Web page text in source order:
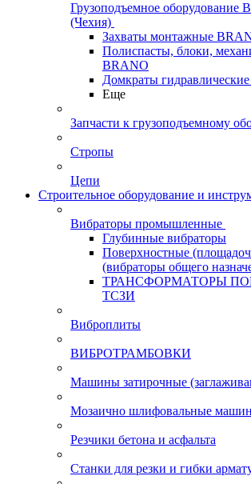
Грузоподъемное оборудование
(Чехия)
Захваты монтажные
Полиспасты, блоки,
BRANO
Домкраты
Еще
Запчасти к грузоподъемному
Стропы
Цепи
Строительное оборудование и
Вибраторы промышленные
Глубинные вибраторы
Поверхностные
(вибраторы общего
ТРАНСФОРМАТОРЫ
ТСЗИ
Виброплиты
ВИБРОТРАМБОВКИ
Машины затирочные
Мозаично шлифовальные
Резчики бетона и асфальта
Станки для резки и гибки